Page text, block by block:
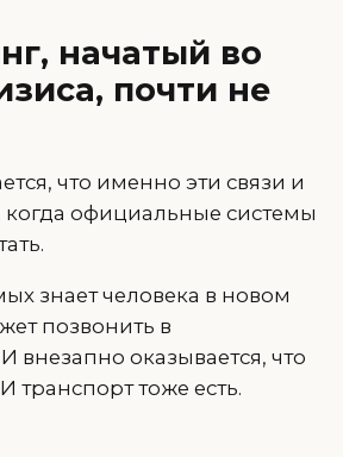
начатый во
почти не
что именно эти связи и
когда официальные системы
знает человека в новом
позвонить в
внезапно оказывается, что
транспорт тоже есть.